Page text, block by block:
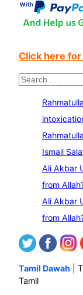
Click here
S
Ismail
Ali Akbar
from
Ali Akbar
from
Tamil Dawah |
Tamil